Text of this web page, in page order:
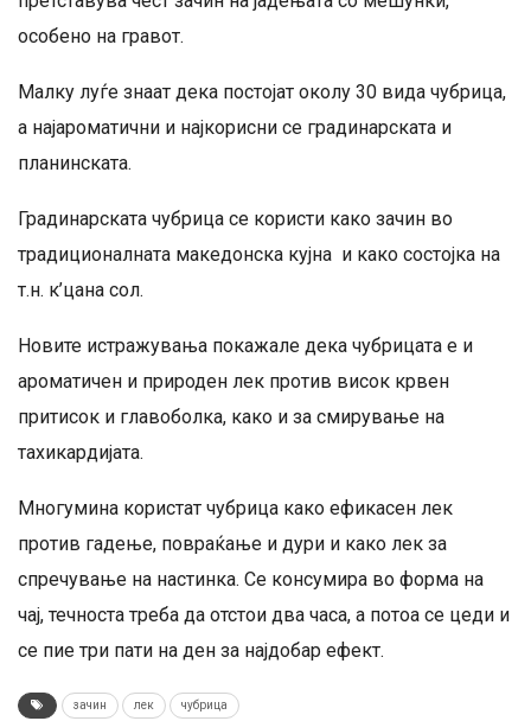
особено на гравот.
Малку луѓе знаат дека постојат околу 30 вида чубрица,
а најароматични и најкорисни се градинарската и
планинската.
Градинарската чубрица се користи како зачин во
традиционалната македонска кујна и како состојка на
т.н. к’цана сол.
Новите истражувања покажале дека чубрицата е и
ароматичен и природен лек против висок крвен
притисок и главоболка, како и за смирување на
тахикардијата.
Многумина користат чубрица како ефикасен лек
против гадење, повраќање и дури и како лек за
спречување на настинка. Се консумира во форма на
чај, течноста треба да отстои два часа, а потоа се цеди и
се пие три пати на ден за најдобар ефект.
зачин лек чубрица